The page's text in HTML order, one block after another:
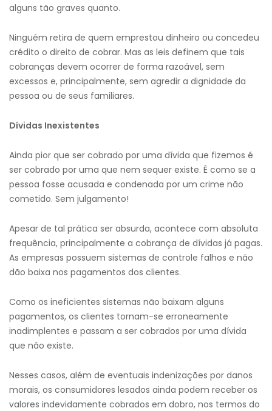
alguns tão graves quanto.
Ninguém retira de quem emprestou dinheiro ou concedeu
crédito o direito de cobrar. Mas as leis definem que tais
cobranças devem ocorrer de forma razoável, sem
excessos e, principalmente, sem agredir a dignidade da
pessoa ou de seus familiares.
Dívidas Inexistentes
Ainda pior que ser cobrado por uma dívida que fizemos é
ser cobrado por uma que nem sequer existe. É como se a
pessoa fosse acusada e condenada por um crime não
cometido. Sem julgamento!
Apesar de tal prática ser absurda, acontece com absoluta
frequência, principalmente a cobrança de dívidas já pagas.
As empresas possuem sistemas de controle falhos e não
dão baixa nos pagamentos dos clientes.
Como os ineficientes sistemas não baixam alguns
pagamentos, os clientes tornam-se erroneamente
inadimplentes e passam a ser cobrados por uma dívida
que não existe.
Nesses casos, além de eventuais indenizações por danos
morais, os consumidores lesados ainda podem receber os
valores indevidamente cobrados em dobro, nos termos do